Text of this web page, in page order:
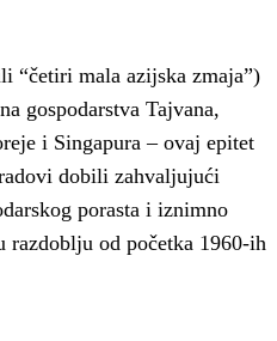
“četiri mala azijska zmaja”)
gospodarstva Tajvana,
i Singapura – ovaj epitet
dobili zahvaljujući
porasta i iznimno
od početka 1960-ih